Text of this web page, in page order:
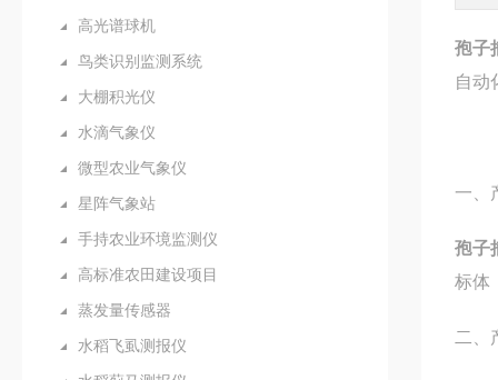
高光谱球机
鸟类识别监测系统
大棚积光仪
水滴气象仪
微型农业气象仪
星阵气象站
手持农业环境监测仪
高标准农田建设项目
蒸发量传感器
水稻飞虱测报仪
孢子
自动
一、
孢子
标体
二、